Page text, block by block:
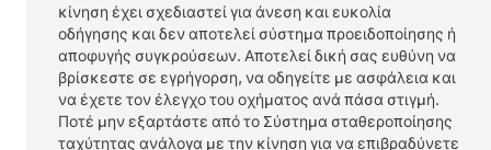
κίνηση έχει σχεδιαστεί για άνεση και ευκολία
οδήγησης και δεν αποτελεί σύστημα προειδοποίησης ή
αποφυγής συγκρούσεων. Αποτελεί δική σας ευθύνη να
βρίσκεστε σε εγρήγορση, να οδηγείτε με ασφάλεια και
να έχετε τον έλεγχο του οχήματος ανά πάσα στιγμή.
Ποτέ μην εξαρτάστε από το Σύστημα σταθεροποίησης
ταχύτητας ανάλογα με την κίνηση για να επιβραδύνετε